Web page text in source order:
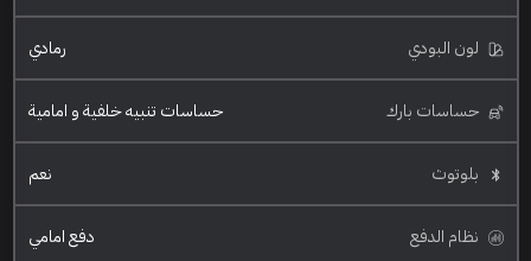
لون البودي رمادي
حساسات بارك حساسات تنبيه خلفية و امامية
بلوتوث نعم
نظام الدفع دفع امامي